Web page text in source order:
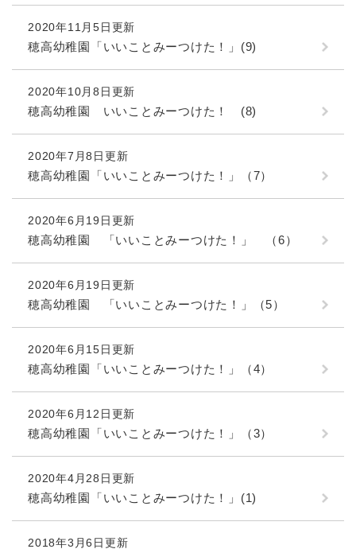
2020年11月5日更新
穂高幼稚園「いいことみーつけた！」(9)
2020年10月8日更新
穂高幼稚園 いいことみーつけた！ (8)
2020年7月8日更新
穂高幼稚園「いいことみーつけた！」（7）
2020年6月19日更新
穂高幼稚園 「いいことみーつけた！」 （6）
2020年6月19日更新
穂高幼稚園 「いいことみーつけた！」（5）
2020年6月15日更新
穂高幼稚園「いいことみーつけた！」（4）
2020年6月12日更新
穂高幼稚園「いいことみーつけた！」（3）
2020年4月28日更新
穂高幼稚園「いいことみーつけた！」(1)
2018年3月6日更新